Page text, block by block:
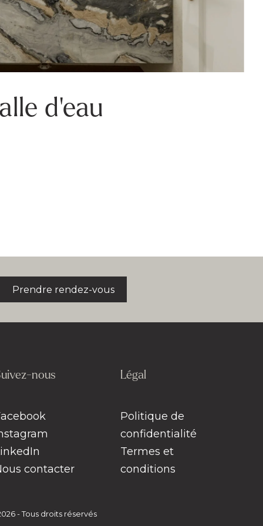
d'eau
Prendre rendez-vous
nous
contacter
Légal
Politique de
confidentialité
Termes et
conditions
- Tous droits réservés